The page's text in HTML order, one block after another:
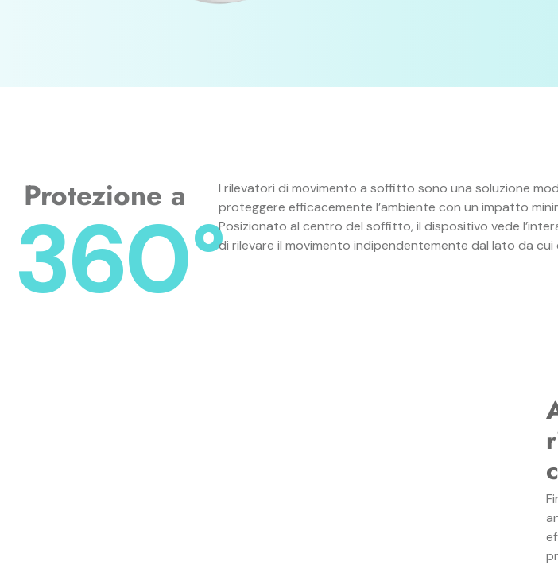
Protezione a
360
I rilevatori di movimento a soffitto sono una soluzione
proteggere efficacemente l’ambiente con un impatto
Posizionato al centro del soffitto, il dispositivo vede
di rilevare il movimento indipendentemente dal lato da cui